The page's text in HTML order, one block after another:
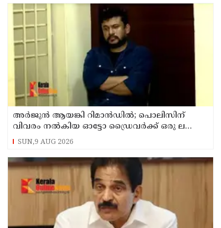
അര്‍ജുന്‍ ആയങ്കി റിമാന്‍ഡില്‍; പൊലിസിന്
വിവരം നൽകിയ ഓട്ടോ ഡ്രൈവർക്ക് ഒരു ലക്ഷം
പാരിതോഷികം നൽകുമെന്ന് മന്ത്രി
SUN,9 AUG 2026